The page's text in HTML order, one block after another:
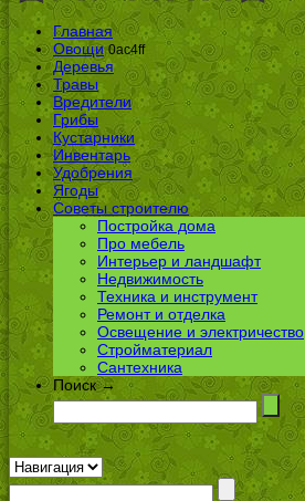
Главная
Овощи 0ac4ff
Деревья
Травы
Вредители
Грибы
Кустарники
Инвентарь
Удобрения
Ягоды
Советы строителю
Постройка дома
Про мебель
Интерьер и ландшафт
Недвижимость
Техника и инструмент
Ремонт и отделка
Освещение и электричество
Стройматериал
Сантехника
Поиск →